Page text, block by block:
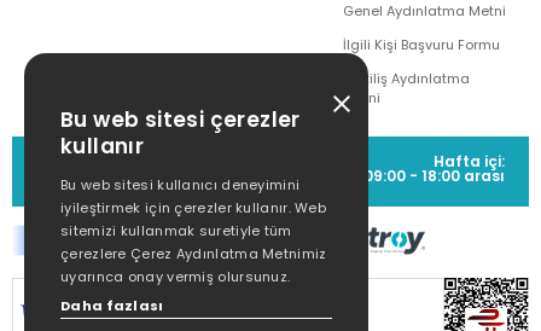
Genel Aydınlatma Metni
İlgili Kişi Başvuru Formu
Çekiliş Aydınlatma
Metni
MÜŞTERİ HİZMETLERİ
(0212) 373 77 00
Hafta içi:
09:00 - 18:00 arası
SİTEMİZ
KORUNMAKTADIR.
Bu web sitesi çerezler
kullanır
Bu web sitesi kullanıcı deneyimini
iyileştirmek için çerezler kullanır. Web
sitemizi kullanmak suretiyle tüm
çerezlere Çerez Aydınlatma Metnimiz
uyarınca onay vermiş olursunuz.
Daha fazlası